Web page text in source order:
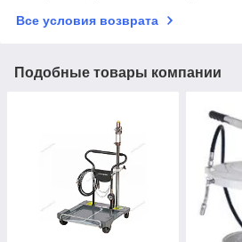
Все условия возврата
Подобные товары компании